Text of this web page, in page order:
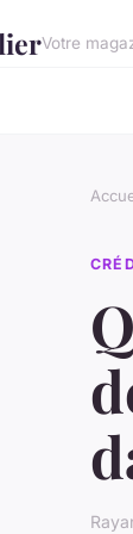
Votre